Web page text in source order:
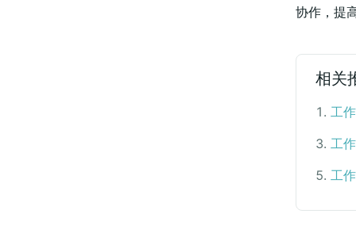
协作，提
相关
1 . 工
3. 工
5. 工